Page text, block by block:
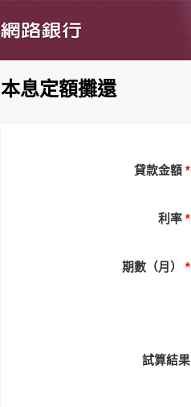
本息定額攤還
貸款金額*
利率*
期數（月） *
試算結果